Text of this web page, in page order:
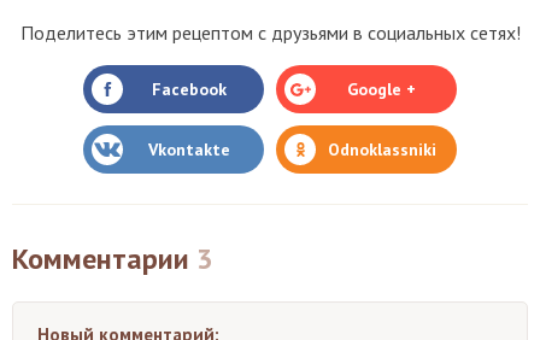
Поделитесь этим рецептом с друзьями в социальных сетях!
Facebook Google +
Vkontakte Odnoklassniki
Комментарии 3
Новый комментарий: